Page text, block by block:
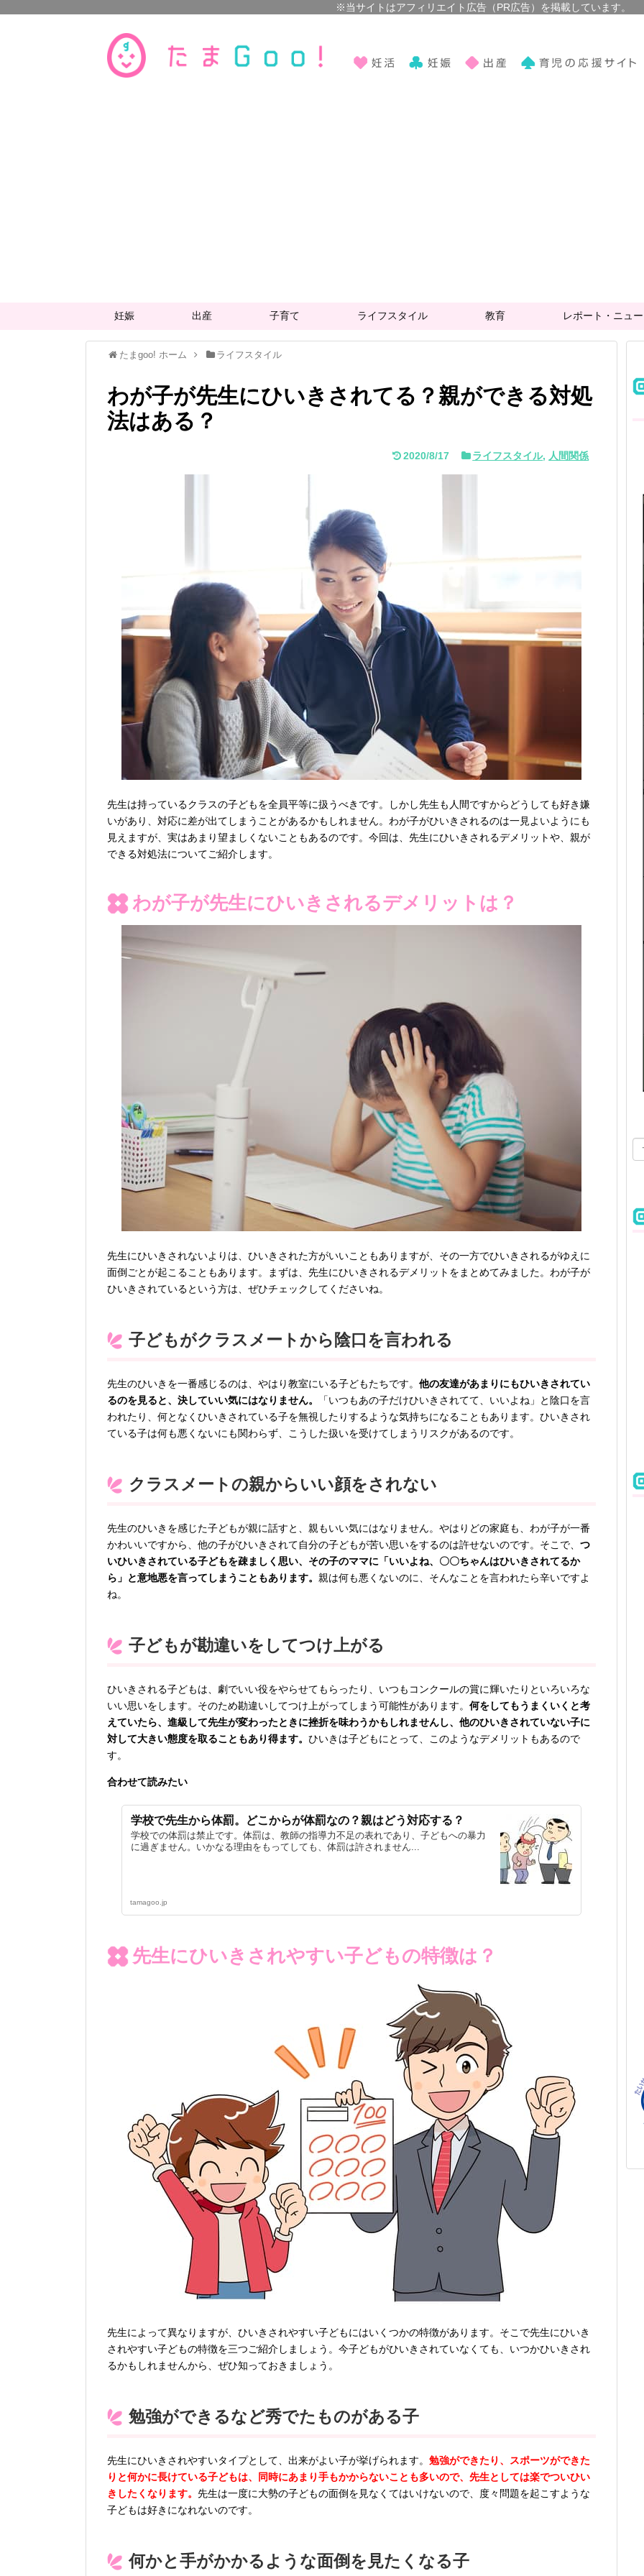
妊娠 出産 子育て ライフスタイル 教育 レポート・ニュ
たまgoo! ホーム ライフスタイル
わが子が先生にひいきされてる？親ができる対処
法はある？
2020/8/17 ライフスタイル, 人間関係
先生は持っているクラスの子どもを全員平等に扱うべきです。しかし先生も人間ですからどうしても好き嫌
いがあり、対応に差が出てしまうことがあるかもしれません。わが子がひいきされるのは一見よいようにも
見えますが、実はあまり望ましくないこともあるのです。今回は、先生にひいきされるデメリットや、親が
できる対処法についてご紹介します。
わが子が先生にひいきされるデメリットは？
先生にひいきされないよりは、ひいきされた方がいいこともありますが、その一方でひいきされるがゆえに
面倒ごとが起こることもあります。まずは、先生にひいきされるデメリットをまとめてみました。わが子が
ひいきされているという方は、ぜひチェックしてくださいね。
子どもがクラスメートから陰口を言われる
先生のひいきを一番感じるのは、やはり教室にいる子どもたちです。 他の友達があまりにもひいきされてい
るのを見ると、決していい気にはなりません。
「いつもあの子だけひいきされてて、いいよね」と陰口を言
われたり、何となくひいきされている子を無視したりするような気持ちになることもあります。ひいきされ
ている子は何も悪くないにも関わらず、こうした扱いを受けてしまうリスクがあるのです。
クラスメートの親からいい顔をされない
先生のひいきを感じた子どもが親に話すと、親もいい気にはなりません。やはりどの家庭も、わが子が一番
かわいいですから、他の子がひいきされて自分の子どもが苦い思いをするのは許せないのです。そこで、 つ
いひいきされている子どもを疎ましく思い、その子のママに「いいよね、〇〇ちゃんはひいきされてるか
ら」と意地悪を言ってしまうこともあります。 親は何も悪くないのに、そんなことを言われたら辛いですよ
ね。
子どもが勘違いをしてつけ上がる
ひいきされる子どもは、劇でいい役をやらせてもらったり、いつもコンクールの賞に輝いたりといろいろな
いい思いをします。そのため勘違いしてつけ上がってしまう可能性があります。 何をしてもうまくいくと考
えていたら、進級して先生が変わったときに挫折を味わうかもしれませんし、他のひいきされていない子に
対して大きい態度を取ることもあり得ます。 ひいきは子どもにとって、このようなデメリットもあるので
す。
合わせて読みたい
学校で先生から体罰。どこからが体罰なの？親はどう対応する？
学校での体罰は禁止です。体罰は、教師の指導力不足の表れであり、子どもへの暴力
に過ぎません。いかなる理由をもってしても、体罰は許されません...
tamagoo.jp
先生にひいきされやすい子どもの特徴は？
先生によって異なりますが、ひいきされやすい子どもにはいくつかの特徴があります。そこで先生にひいき
されやすい子どもの特徴を三つご紹介しましょう。今子どもがひいきされていなくても、いつかひいきされ
るかもしれませんから、ぜひ知っておきましょう。
勉強ができるなど秀でたものがある子
先生にひいきされやすいタイプとして、出来がよい子が挙げられます。 勉強ができたり、スポーツができた
りと何かに長けている子どもは、同時にあまり手もかからないことも多いので、先生としては楽でついひい
きしたくなります。 先生は一度に大勢の子どもの面倒を見なくてはいけないので、度々問題を起こすような
子どもは好きになれないのです。
何かと手がかかるような面倒を見たくなる子